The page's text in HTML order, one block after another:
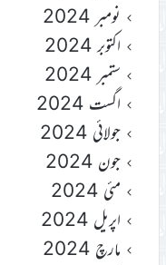
نومبر 2024
اکتوبر 2024
ستمبر 2024
اگست 2024
جولائی 2024
جون 2024
مئی 2024
اپریل 2024
مارچ 2024